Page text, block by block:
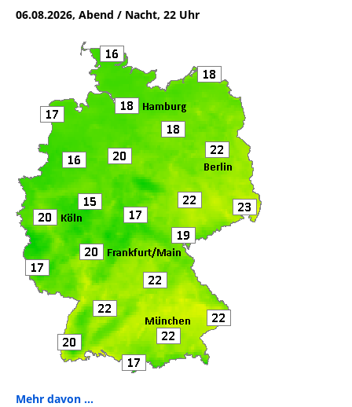
06.08.2026, Abend / Nacht, 22 Uhr
Mehr davon ...